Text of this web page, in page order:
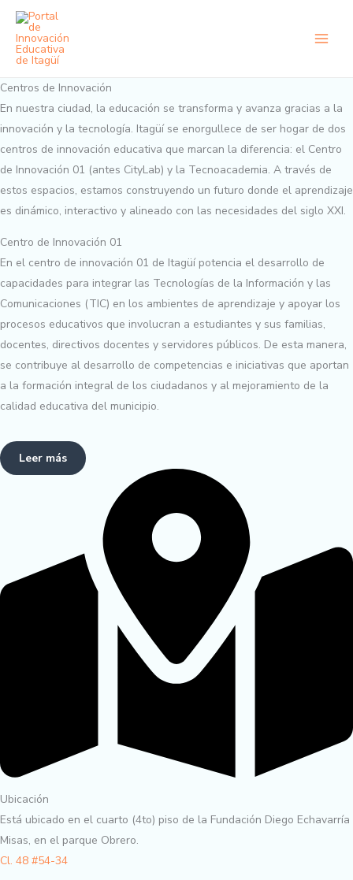
contenido
Centros de Innovación
En nuestra ciudad, la educación se transforma y avanza gracias a la
innovación y la tecnología. Itagüí se enorgullece de ser hogar de dos
centros de innovación educativa que marcan la diferencia: el Centro
de Innovación 01 (antes CityLab) y la Tecnoacademia. A través de
estos espacios, estamos construyendo un futuro donde el aprendizaje
es dinámico, interactivo y alineado con las necesidades del siglo XXI.
Centro de Innovación 01
En el centro de innovación 01 de Itagüí potencia el desarrollo de
capacidades para integrar las Tecnologías de la Información y las
Comunicaciones (TIC) en los ambientes de aprendizaje y apoyar los
procesos educativos que involucran a estudiantes y sus familias,
docentes, directivos docentes y servidores públicos. De esta manera,
se contribuye al desarrollo de competencias e iniciativas que aportan
a la formación integral de los ciudadanos y al mejoramiento de la
calidad educativa del municipio.
Leer más
Ubicación
Está ubicado en el cuarto (4to) piso de la Fundación Diego Echavarría
Misas, en el parque Obrero.
Cl. 48 #54-34